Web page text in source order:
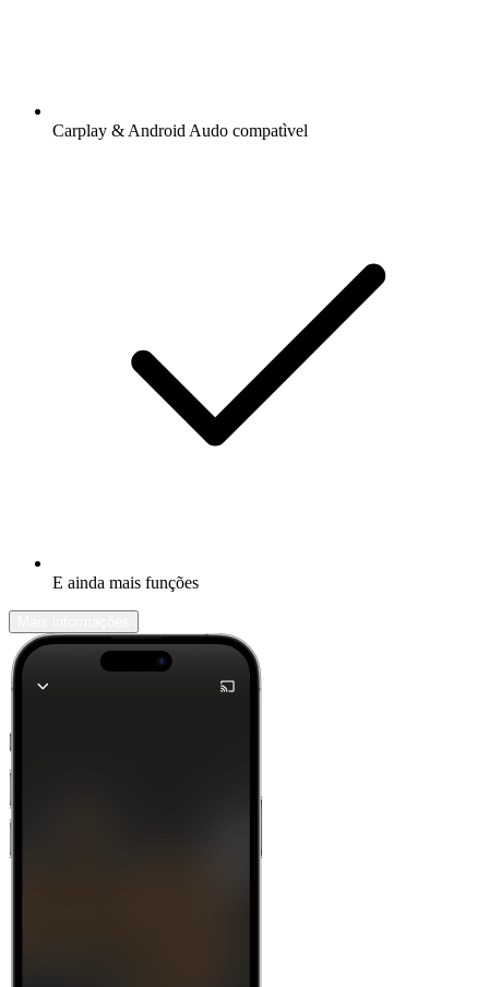
Carplay & Android Audo compatìvel
E ainda mais funções